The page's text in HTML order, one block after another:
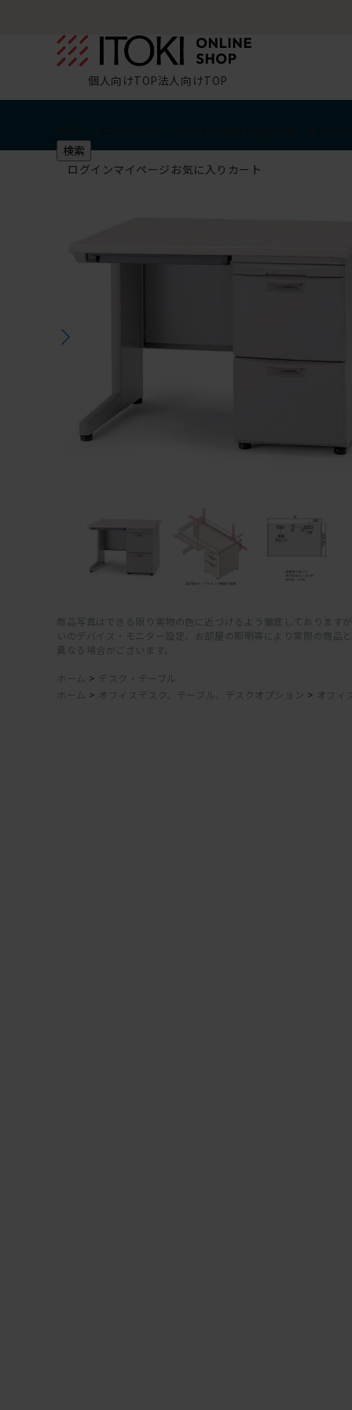
個人向けTOP法人向けTOP
検索
ログインマイページ お気に入り カート
商品写真はできる限り実物の色に近づけるよう徹底しております
いのデバイス・モニター設定、お部屋の照明等により実際の商品
異なる場合がございます。
ホーム > デスク・テーブル
ホーム > オフィスデスク、テーブル、デスクオプション > オフィ